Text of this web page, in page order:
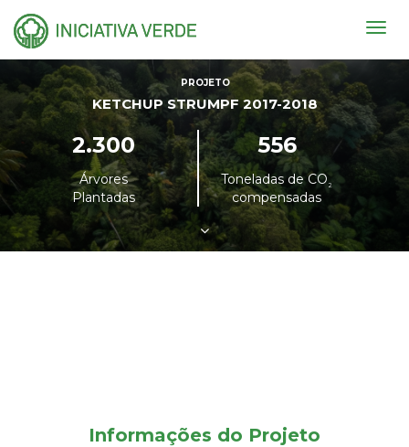
PROJETO
KETCHUP STRUMPF 2017-2018
2.300
Árvores
Plantadas
556
Toneladas de CO²
compensadas
Informações do Projeto